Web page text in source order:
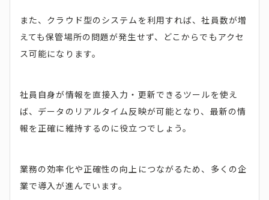
また、クラウド型のシステムを利用すれば、社員数が増
えても保管場所の問題が発生せず、どこからでもアクセ
ス可能になります。
社員自身が情報を直接入力・更新できるツールを使え
ば、データのリアルタイム反映が可能となり、最新の情
報を正確に維持するのに役立つでしょう。
業務の効率化や正確性の向上につながるため、多くの企
業で導入が進んでいます。